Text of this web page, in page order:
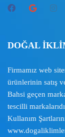
DOĞAL
Firmamız web
ürünlerinin satış
Bahsi geçen
tescilli
Kullanım